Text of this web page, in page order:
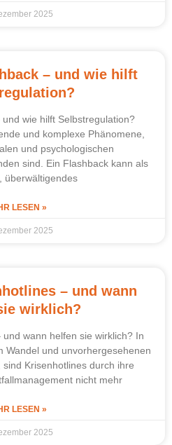
2025
– und wie hilft
wie hilft Selbstregulation?
und komplexe Phänomene,
und psychologischen
sind. Ein Flashback kann als
überwältigendes
LESEN »
2025
– und wann
wirklich?
wann helfen sie wirklich? In
Wandel und unvorhergesehenen
Krisenhotlines durch ihre
nicht mehr
LESEN »
2025